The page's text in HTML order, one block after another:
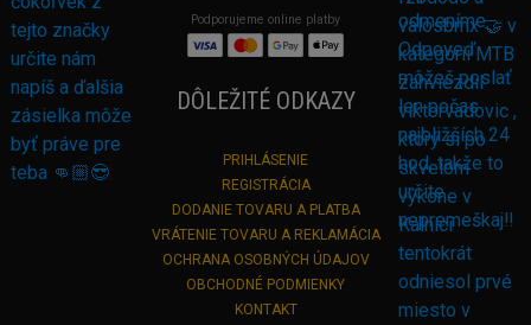
Podporujeme online platby
DÔLEŽITÉ ODKAZY
PRIHLÁSENIE
REGISTRÁCIA
DODANIE TOVARU A PLATBA
VRÁTENIE TOVARU A REKLAMÁCIA
OCHRANA OSOBNÝCH ÚDAJOV
OBCHODNÉ PODMIENKY
KONTAKT